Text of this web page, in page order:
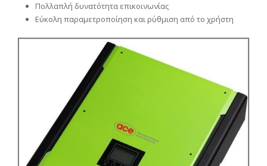
Πολλαπλή δυνατότητα επικοινωνίας
Εύκολη παραμετροποίηση και ρύθμιση από το χρήστη